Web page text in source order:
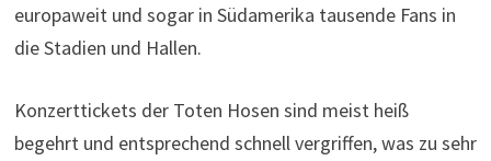
europaweit und sogar in Südamerika tausende Fans in
die Stadien und Hallen.
Konzerttickets der Toten Hosen sind meist heiß
begehrt und entsprechend schnell vergriffen, was zu sehr